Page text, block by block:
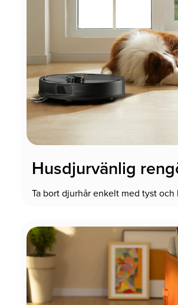
Husdjurvänlig
Ta bort djurhår enkelt med tyst och